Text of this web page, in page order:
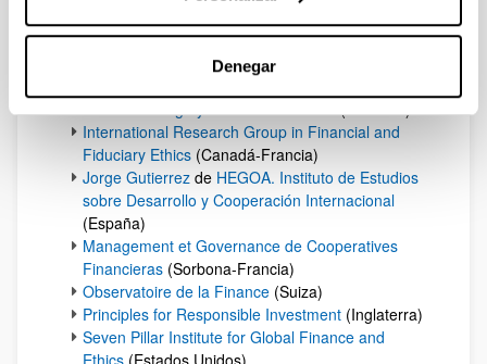
Denegar
Juan Maria Sinde (Amigos de Arizmendiarreta)
Domingo Sugranyes (MAPFRE)
Grupos y Asociaciones
Financial Integrity Research Network(Australia)
International Research Group in Financial and
Fiduciary Ethics (Canadá-Francia)
Jorge Gutierrez de HEGOA. Instituto de Estudios
sobre Desarrollo y Cooperación Internacional
(España)
Management et Governance de Cooperatives
Financieras (Sorbona-Francia)
Observatoire de la Finance (Suiza)
Principles for Responsible Investment (Inglaterra)
Seven Pillar Institute for Global Finance and
Ethics (Estados Unidos)